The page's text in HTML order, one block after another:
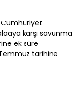
Cumhuriyet
karşı savunma
ek süre
tarihine